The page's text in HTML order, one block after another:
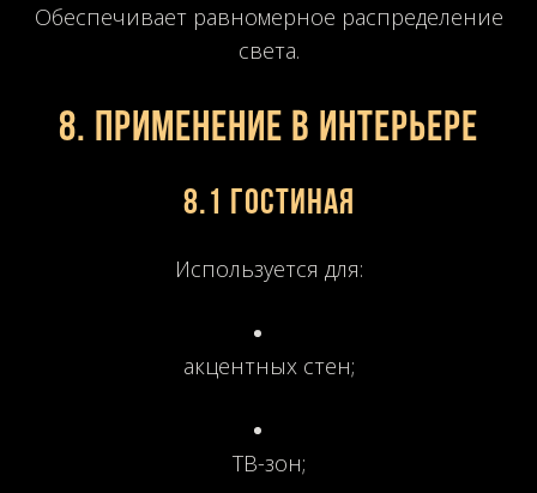
Обеспечивает равномерное распределение
света.
8. Применение в интерьере
8.1 Гостиная
Используется для:
акцентных стен;
ТВ-зон;